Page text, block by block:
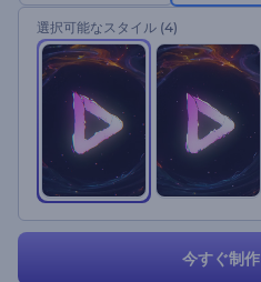
選択可能なスタイル (4)
今すぐ制作